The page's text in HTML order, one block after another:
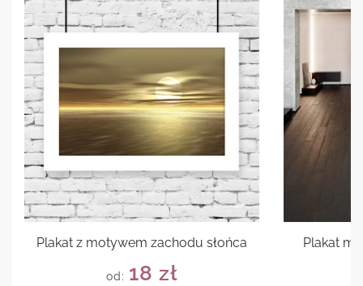
Plakat z motywem zachodu słońca
od: 18 zł
Plakat